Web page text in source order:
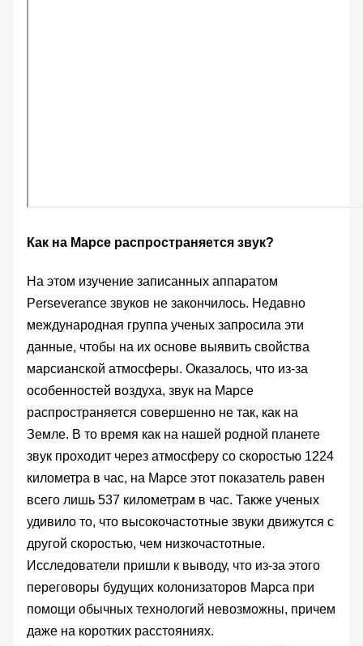
Как на Марсе распространяется звук?
На этом изучение записанных аппаратом
Perseverance звуков не закончилось. Недавно
международная группа ученых запросила эти
данные, чтобы на их основе выявить свойства
марсианской атмосферы. Оказалось, что из-за
особенностей воздуха, звук на Марсе
распространяется совершенно не так, как на
Земле. В то время как на нашей родной планете
звук проходит через атмосферу со скоростью 1224
километра в час, на Марсе этот показатель равен
всего лишь 537 километрам в час. Также ученых
удивило то, что высокочастотные звуки движутся с
другой скоростью, чем низкочастотные.
Исследователи пришли к выводу, что из-за этого
переговоры будущих колонизаторов Марса при
помощи обычных технологий невозможны, причем
даже на коротких расстояниях.